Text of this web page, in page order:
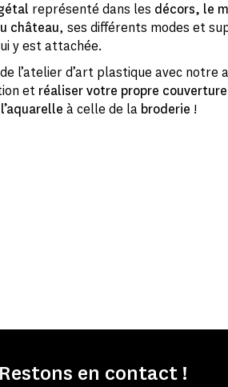
représenté dans les décors, le
château, ses différents modes et
y est attachée.
l’atelier d’art plastique avec
et réaliser votre propre
l’aquarelle à celle de la broderie !
en contact !